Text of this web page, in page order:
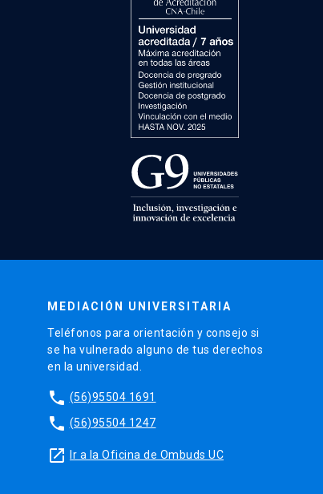
MEDIACIÓN UNIVERSITARIA
Teléfonos para orientación y consejo si
se ha vulnerado alguno de tus derechos
en la universidad.
phone (56)95504 1691
phone (56)95504 1247
launch Ir a la Oficina de Ombuds UC